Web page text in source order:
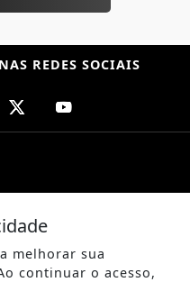
NAS REDES SOCIAIS
melhorar sua
continuar o acesso,